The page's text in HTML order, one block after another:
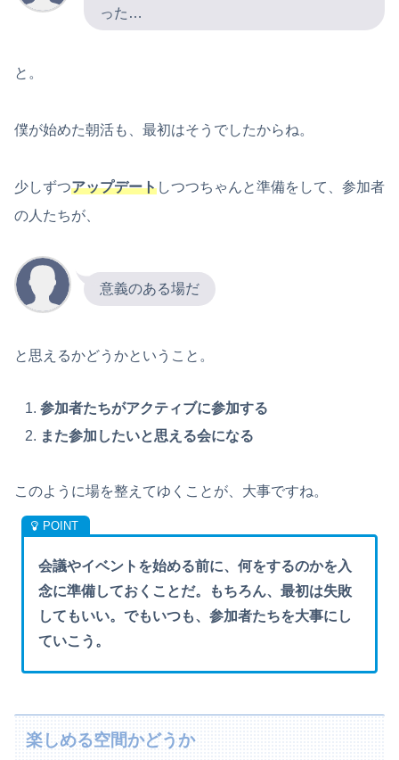
った…
と。
僕が始めた朝活も、最初はそうでしたからね。
少しずつアップデートしつつちゃんと準備をして、参加者
の人たちが、
意義のある場だ
と思えるかどうかということ。
参加者たちがアクティブに参加する
また参加したいと思える会になる
このように場を整えてゆくことが、大事ですね。
会議やイベントを始める前に、何をするのかを入
念に準備しておくことだ。もちろん、最初は失敗
してもいい。でもいつも、参加者たちを大事にし
ていこう。
楽しめる空間かどうか